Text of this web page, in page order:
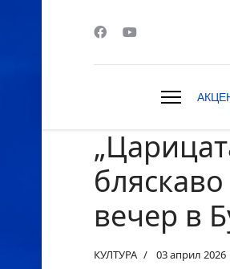
вечер в
КУЛТУРА 03 април 2026